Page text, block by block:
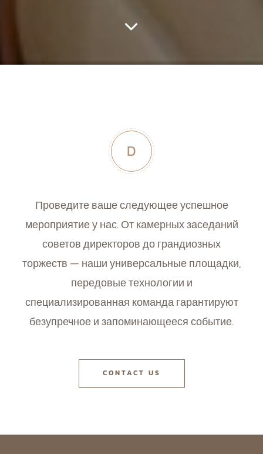
D
Проведите ваше следующее успешное
мероприятие у нас. От камерных заседаний
советов директоров до грандиозных
торжеств — наши универсальные площадки,
передовые технологии и
специализированная команда гарантируют
безупречное и запоминающееся событие.
CONTACT US